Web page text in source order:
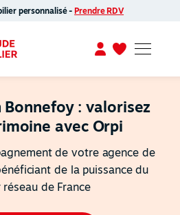
personnalisé - Prendre RDV
: valorisez
avec Orpi
de votre agence de
de la puissance du
de France